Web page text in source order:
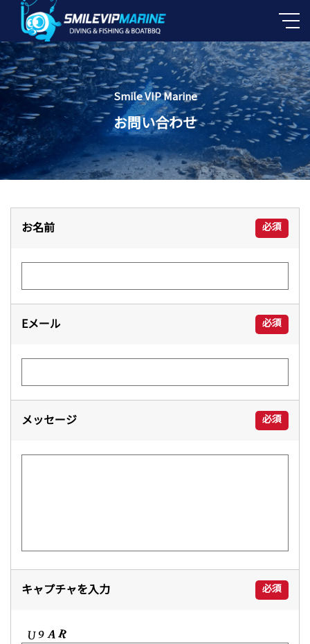
Smile VIP Marine
お問い合わせ
お名前 必須
Eメール 必須
メッセージ 必須
キャプチャを入力 必須